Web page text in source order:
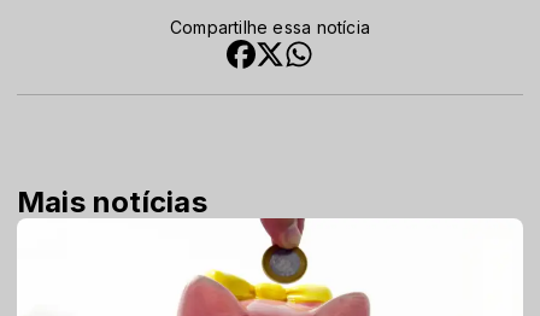
Compartilhe essa notícia
Mais notícias